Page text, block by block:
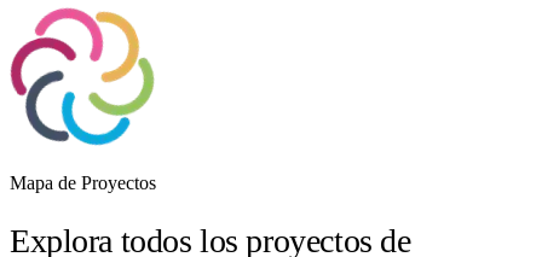
Mapa de Proyectos
Explora todos los proyectos de